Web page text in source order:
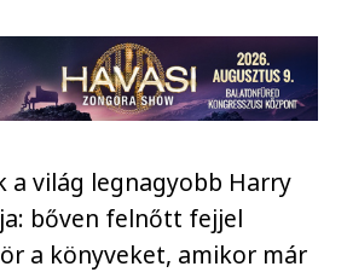
a világ legnagyobb Harry
bőven felnőtt fejjel
a könyveket, amikor már